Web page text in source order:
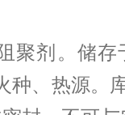
聚剂。储存
种、热源。